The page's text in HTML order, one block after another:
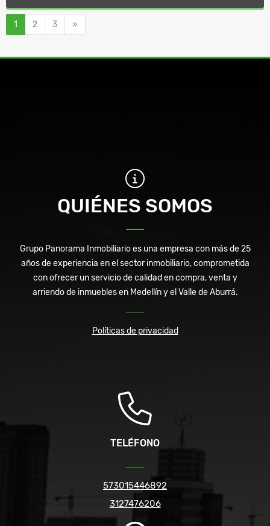
1 2 3 »
QUIÉNES SOMOS
Grupo Panorama Inmobiliario es una empresa con más de 25
años de experiencia en el sector inmobiliario, comprometida
con ofrecer un servicio de calidad en compra, venta y
arriendo de inmuebles en Medellín y el Valle de Aburrá.
Políticas de privacidad
TELÉFONO
573015446892
3127476206